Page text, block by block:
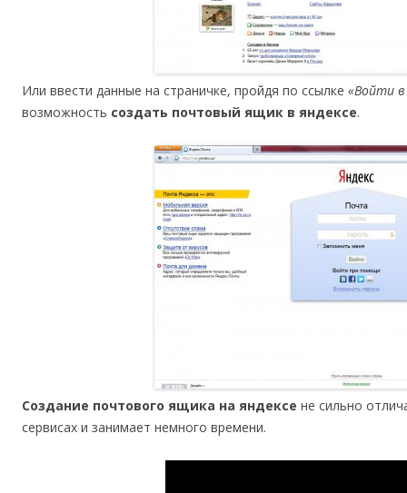
Или ввести данные на страничке, пройдя по ссылке «Войти
возможность создать почтовый ящик в яндексе.
Создание почтового ящика на яндексе не сильно
сервисах и занимает немного времени.